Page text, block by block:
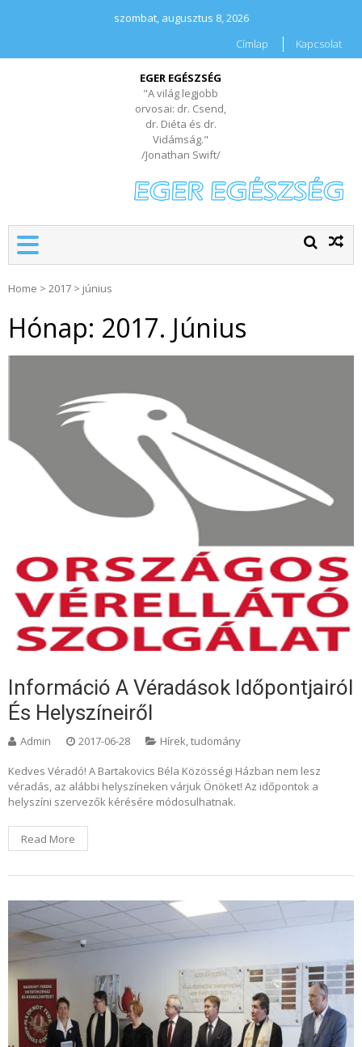
szombat, augusztus 8, 2026
Címlap
Kapcsolat
EGER EGÉSZSÉG
"A világ legjobb
orvosai: dr. Csend,
dr. Diéta és dr.
Vidámság."
/Jonathan Swift/
Home > 2017 > június
Hónap: 2017. Június
Információ A Véradások Időpontjairól
És Helyszíneiről
Admin 2017-06-28 Hírek, tudomány
Kedves Véradó! A Bartakovics Béla Közösségi Házban nem lesz
véradás, az alábbi helyszíneken várjuk Önöket! Az időpontok a
helyszíni szervezők kérésére módosulhatnak.
Read More